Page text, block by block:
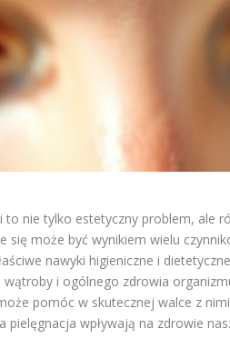
to nie tylko estetyczny problem, ale
się może być wynikiem wielu
nawyki higieniczne i
i ogólnego zdrowia
pomóc w skutecznej walce z
pielęgnacja wpływają na zdrowie